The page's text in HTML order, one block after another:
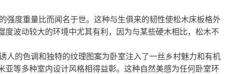
强度重量比而闻名于世。这种与生俱来的韧性使松木床板格外
波动较大的环境中尤其有利，因为与某些硬木相比，松木不
人的色调和独特的纹理图案为卧室注入了一丝乡村魅力和有机
等多种室内设计风格相得益彰。这种自然美感为任何卧室环